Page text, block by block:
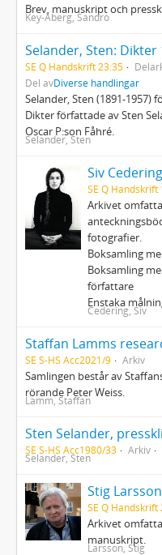
Brev, manuskript och
Key-Åberg, Sandro
Selander, Sten: Dikter
SE Q Handskrift 23:35
Del avDiverse handlingar
Selander, Sten (1891-1957)
Dikter författade av Sten
Oscar P:son Fåhré.
Selander, Sten
Siv
SE Q Handskrift
Arkivet
fotografier.
Boksamling
Boksamling
författare
Enstaka
Cedering, Siv
SE S-HS Acc2021/9 Arkiv
Samlingen består av
rörande Peter Weiss.
Lamm, Staffan
Sten Selander,
SE S-HS Acc1980/33 Arkiv
Selander, Sten
Stig
SE Q Handskrift
Arkivet
manuskript.
Larsson, Stig